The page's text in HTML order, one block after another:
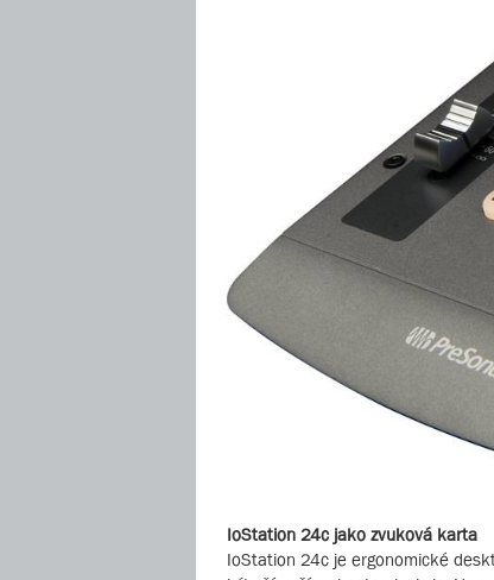
IoStation 24c jako zvuková karta
IoStation 24c je ergonomické